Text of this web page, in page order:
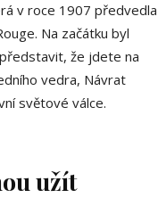
v roce 1907 předvedla
Na začátku byl
že jdete na
vedra, Návrat
světové válce.
užít